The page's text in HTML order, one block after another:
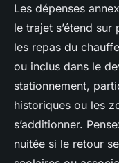
Les dépenses
le trajet s’étend sur
les repas du
ou inclus dans le
stationnement,
historiques ou les
s’additionner.
nuitée si le retour